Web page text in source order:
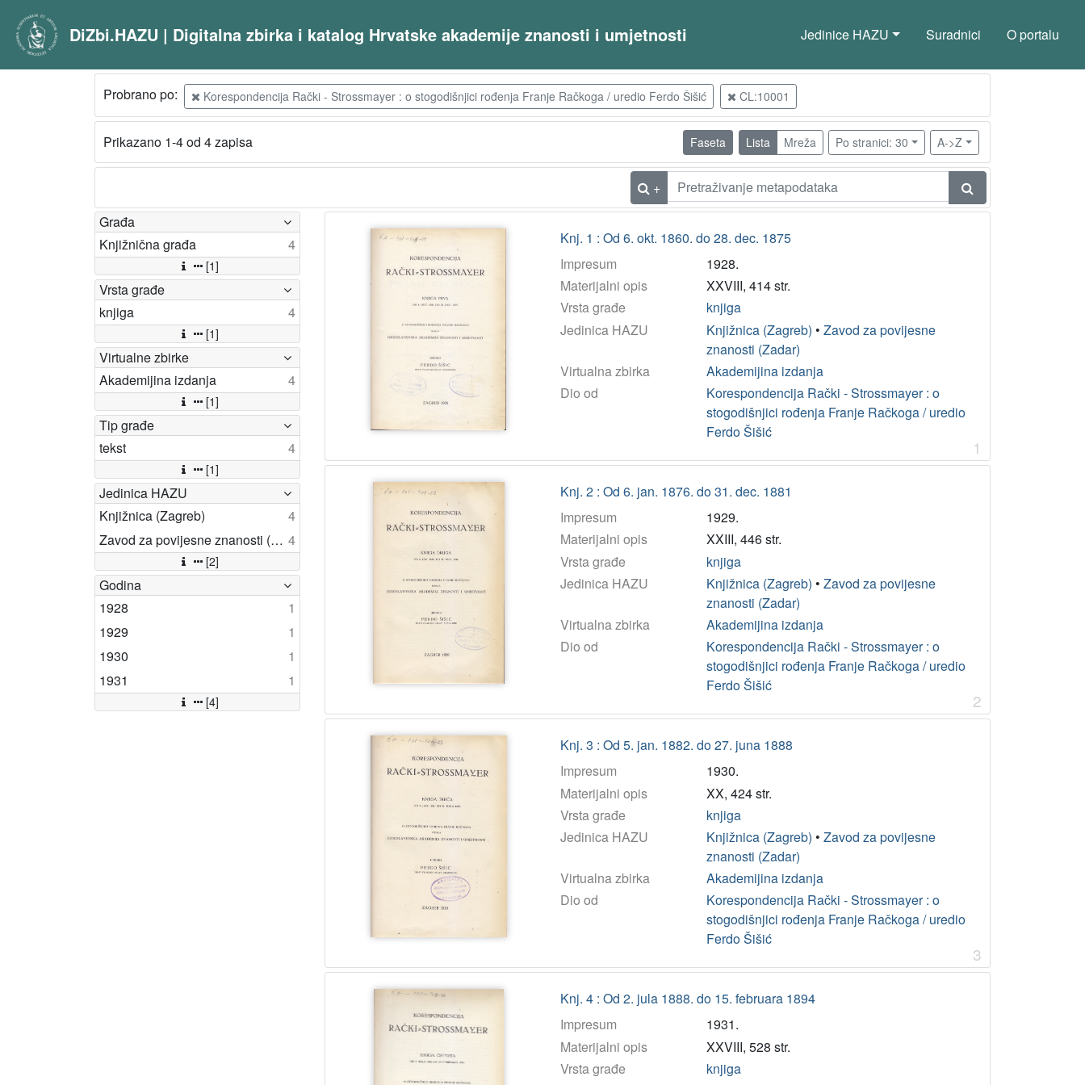
DiZbi.HAZU | Digitalna zbirka i katalog Hrvatske akademije znanosti i umjetnosti Jedinice HAZU Suradnici O portalu
Probrano po: Korespondencija Rački - Strossmayer : o stogodišnjici rođenja Franje Račkoga / uredio Ferdo Šišić CL:10001
Prikazano 1-4 od 4 zapisa Faseta Lista Mreža Po stranici: 30 A->Z
+
Građa
Knjižnična građa
4
[1]
Vrsta građe
knjiga
4
[1]
Virtualne zbirke
Akademijina izdanja
4
[1]
Tip građe
tekst
4
[1]
Jedinica HAZU
Knjižnica (Zagreb)
4
Zavod za povijesne znanosti (Zadar) 4
[2]
Godina
1928
1
1929
1
1930
1
1931
1
[4]
Knj. 1 : Od 6. okt. 1860. do 28. dec. 1875
Impresum
1928.
Materijalni opis
XXVIII, 414 str.
Vrsta građe
knjiga
Jedinica HAZU
Knjižnica (Zagreb) • Zavod za povijesne
znanosti (Zadar)
Virtualna zbirka
Akademijina izdanja
Dio od
Korespondencija Rački - Strossmayer : o
stogodišnjici rođenja Franje Račkoga / uredio
Ferdo Šišić
1
Knj. 2 : Od 6. jan. 1876. do 31. dec. 1881
Impresum
1929.
Materijalni opis
XXIII, 446 str.
Vrsta građe
knjiga
Jedinica HAZU
Knjižnica (Zagreb) • Zavod za povijesne
znanosti (Zadar)
Virtualna zbirka
Akademijina izdanja
Dio od
Korespondencija Rački - Strossmayer : o
stogodišnjici rođenja Franje Račkoga / uredio
Ferdo Šišić
2
Knj. 3 : Od 5. jan. 1882. do 27. juna 1888
Impresum
1930.
Materijalni opis
XX, 424 str.
Vrsta građe
knjiga
Jedinica HAZU
Knjižnica (Zagreb) • Zavod za povijesne
znanosti (Zadar)
Virtualna zbirka
Akademijina izdanja
Dio od
Korespondencija Rački - Strossmayer : o
stogodišnjici rođenja Franje Račkoga / uredio
Ferdo Šišić
3
Knj. 4 : Od 2. jula 1888. do 15. februara 1894
Impresum
1931.
Materijalni opis
XXVIII, 528 str.
Vrsta građe
knjiga